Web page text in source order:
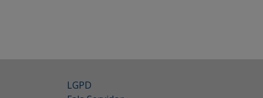
LGPD